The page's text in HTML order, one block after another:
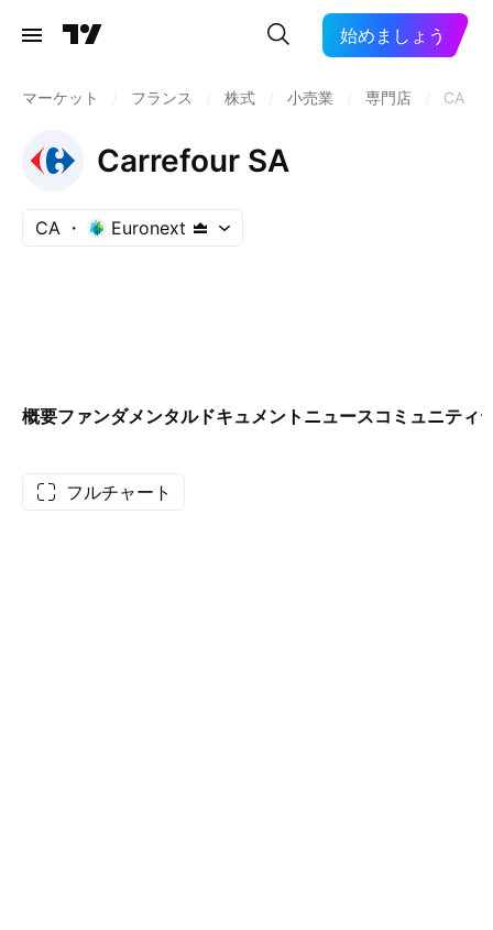
始めましょう
マーケット フランス 株式 小売業 専門店 CA
Carrefour SA
CA Euronext
概要ファンダメンタルドキュメント ニュースコミュニティ
フルチャート